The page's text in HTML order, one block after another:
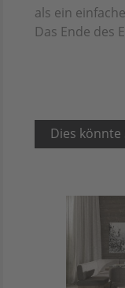
als ein
Das Ende des
Dies